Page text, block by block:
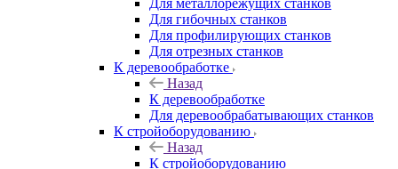
Для металлорежущих станков
Для гибочных станков
Для профилирующих станков
Для отрезных станков
К деревообработке
Назад
К деревообработке
Для деревообрабатывающих станков
К стройоборудованию
Назад
К стройоборудованию